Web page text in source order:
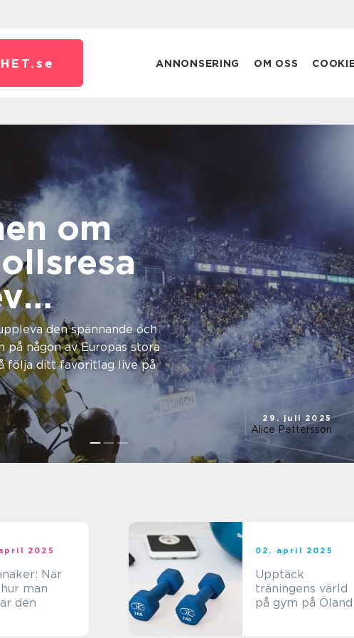
se ANNONSERING OM OSS
om
största
den spännande och
på någon av Europas stora
följa ditt favoritlag live på
29. juli 2025
Alice Pettersson
2025
När
man
den
02. april 2025
Upptäck
träningens värld
på gym på Öland